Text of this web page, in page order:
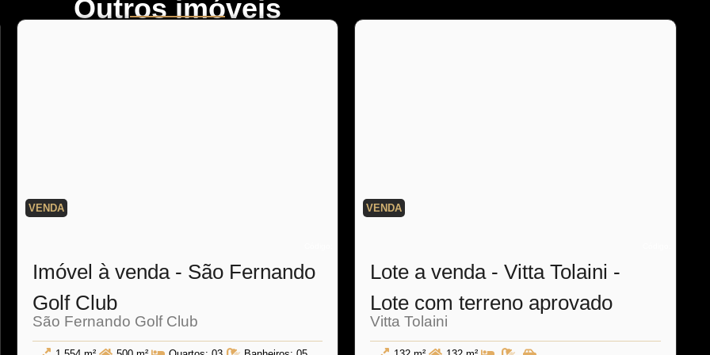
Outros imóveis
VENDA
Imóvel à venda - São Fernando
Golf Club
São Fernando Golf Club
VENDA
Lote a venda - Vitta Tolaini -
Lote com terreno aprovado
Vitta Tolaini